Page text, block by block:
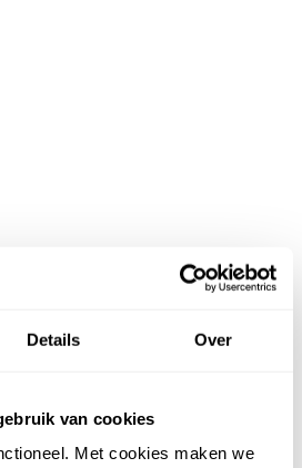
Details Over
van cookies
Met cookies maken we